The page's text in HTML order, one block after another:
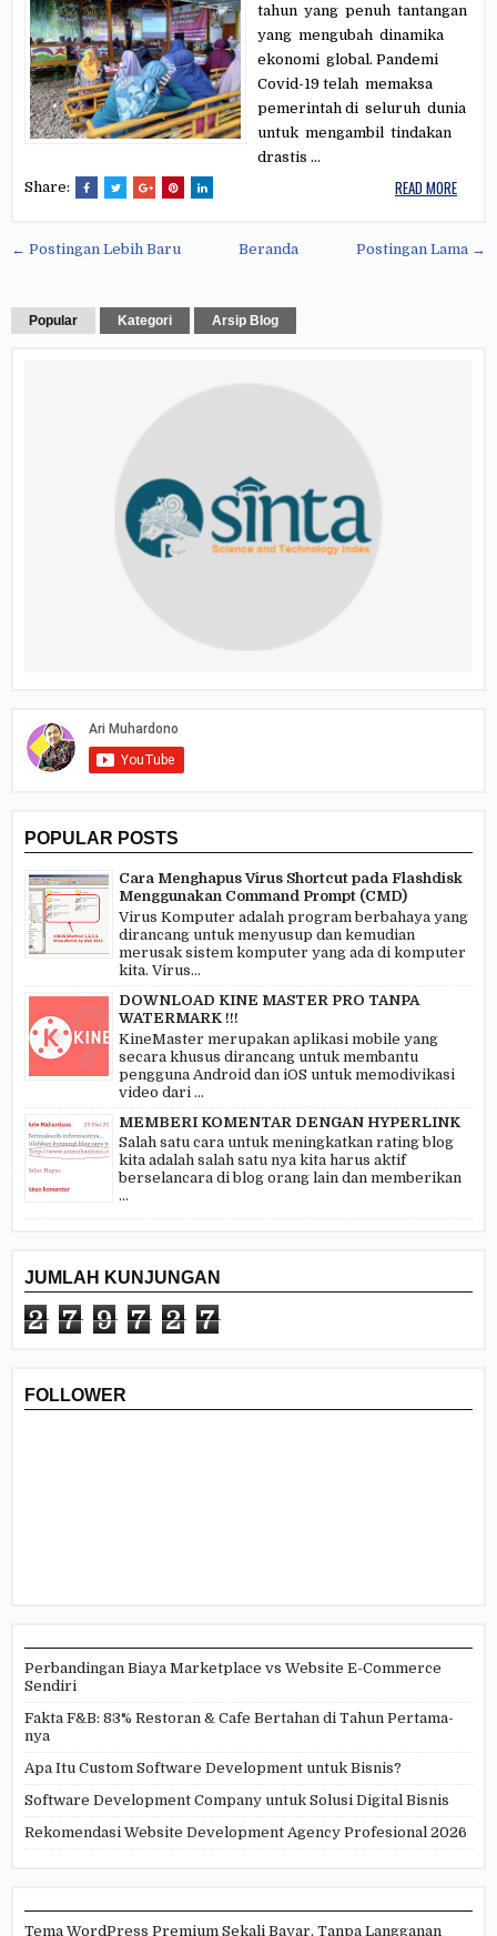
tahun yang penuh tantangan
yang mengubah dinamika
ekonomi global. Pandemi
Covid-19 telah memaksa
pemerintah di seluruh dunia
untuk mengambil tindakan
drastis ...
Share:
READ MORE
← Postingan Lebih Baru Postingan Lama →
Beranda
Popular Kategori Arsip Blog
POPULAR POSTS
Cara Menghapus Virus Shortcut pada Flashdisk
Menggunakan Command Prompt (CMD)
Virus Komputer adalah program berbahaya yang
dirancang untuk menyusup dan kemudian
merusak sistem komputer yang ada di komputer
kita. Virus...
DOWNLOAD KINE MASTER PRO TANPA
WATERMARK !!!
KineMaster merupakan aplikasi mobile yang
secara khusus dirancang untuk membantu
pengguna Android dan iOS untuk memodivikasi
video dari ...
MEMBERI KOMENTAR DENGAN HYPERLINK
Salah satu cara untuk meningkatkan rating blog
kita adalah salah satu nya kita harus aktif
berselancara di blog orang lain dan memberikan
...
JUMLAH KUNJUNGAN
2 7 9 7 2 7
FOLLOWER
Perbandingan Biaya Marketplace vs Website E-Commerce
Sendiri
Fakta F&B: 83% Restoran & Cafe Bertahan di Tahun Pertama-
nya
Apa Itu Custom Software Development untuk Bisnis?
Software Development Company untuk Solusi Digital Bisnis
Rekomendasi Website Development Agency Profesional 2026
Tema WordPress Premium Sekali Bayar, Tanpa Langganan